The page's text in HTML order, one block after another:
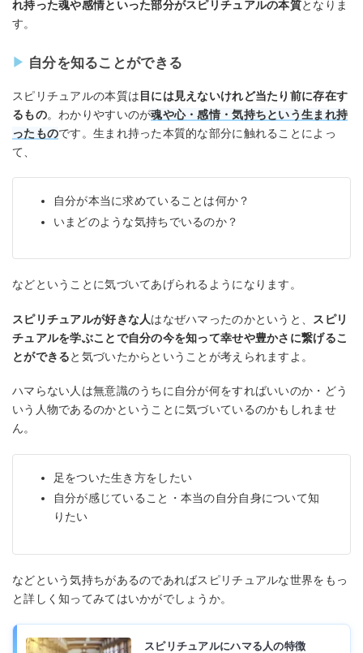
れ持った魂や感情といった部分がスピリチュアルの本質となりま
す。
自分を知ることができる
スピリチュアルの本質は 目には見えないけれど当たり前に存在す
るもの。わかりやすいのが魂や心・感情・気持ちという生まれ持
ったものです。生まれ持った本質的な部分に触れることによっ
て、
自分が本当に求めていることは何か？
いまどのような気持ちでいるのか？
などということに気づいてあげられるようになります。
スピリチュアルが好きな人はなぜハマったのかというと、
スピリ
チュアルを学ぶことで自分の今を知って幸せや豊かさに繋げるこ
とができると気づいたからということが考えられますよ。
ハマらない人は無意識のうちに自分が何をすればいいのか・どう
いう人物であるのかということに気づいているのかもしれませ
ん。
足をついた生き方をしたい
自分が感じていること・本当の自分自身について知
りたい
などという気持ちがあるのであればスピリチュアルな世界をもっ
と詳しく知ってみてはいかがでしょうか。
スピリチュアルにハマる人の特徴